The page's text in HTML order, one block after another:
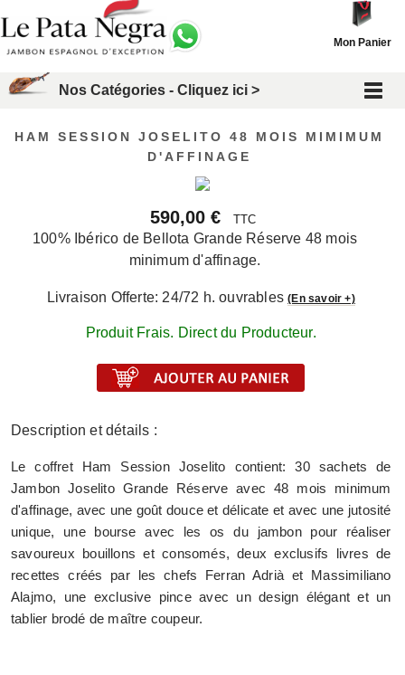
Mon Panier
Nos Catégories - Cliquez ici >
HAM SESSION JOSELITO 48 MOIS MIMIMUM
D'AFFINAGE
590,00 € TTC
100% Ibérico de Bellota Grande Réserve 48 mois
minimum d'affinage.
Livraison Offerte: 24/72 h. ouvrables(En savoir +)
Produit Frais. Direct du Producteur.
Description et détails :
Le coffret Ham Session Joselito contient: 30 sachets de
Jambon Joselito Grande Réserve avec 48 mois minimum
d'affinage, avec une goût douce et délicate et avec une jutosité
unique, une bourse avec les os du jambon pour réaliser
savoureux bouillons et consomés, deux exclusifs livres de
recettes créés par les chefs Ferran Adrià et Massimiliano
Alajmo, une exclusive pince avec un design élégant et un
tablier brodé de maître coupeur.